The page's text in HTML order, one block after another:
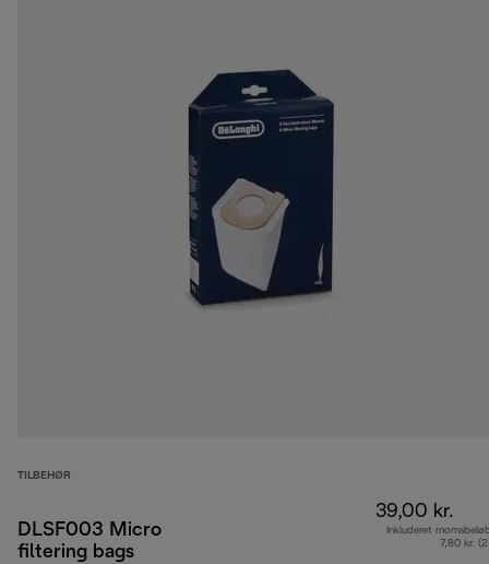
TILBEHØR
DLSF003 Micro
filtering bags
39,00 kr.
Inkluderet
7,80 kr.